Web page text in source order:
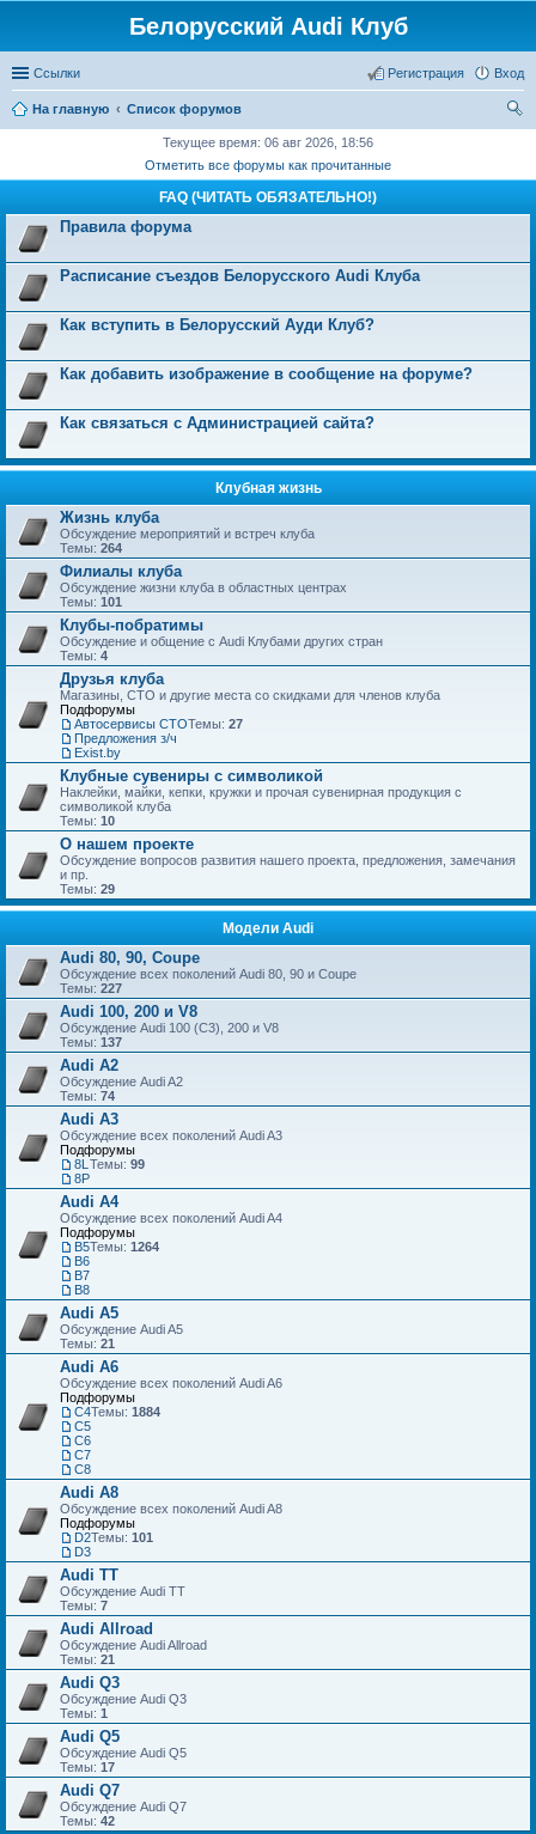
Белорусский Audi Клуб
Ссылки Вход
Регистрация
На главную
Список форумов
Текущее время: 06 авг 2026, 18:56
Отметить все форумы как прочитанные
FAQ (ЧИТАТЬ ОБЯЗАТЕЛЬНО!)
Правила форума
Расписание съездов Белорусского Audi Клуба
Как вступить в Белорусский Ауди Клуб?
Как добавить изображение в сообщение на форуме?
Как связаться с Администрацией сайта?
Клубная жизнь
Жизнь клуба
Обсуждение мероприятий и встреч клуба
Темы: 264
Филиалы клуба
Обсуждение жизни клуба в областных центрах
Темы: 101
Клубы-побратимы
Обсуждение и общение с Audi Клубами других стран
Темы: 4
Друзья клуба
Магазины, СТО и другие места со скидками для членов клуба
Подфорумы
Автосервисы СТО
Предложения з/ч
Exist.by
Темы: 27
Клубные сувениры с символикой
Наклейки, майки, кепки, кружки и прочая сувенирная продукция с
символикой клуба
Темы: 10
О нашем проекте
Обсуждение вопросов развития нашего проекта, предложения, замечания
и пр.
Темы: 29
Модели Audi
Audi 80, 90, Coupe
Обсуждение всех поколений Audi 80, 90 и Coupe
Темы: 227
Audi 100, 200 и V8
Обсуждение Audi 100 (C3), 200 и V8
Темы: 137
Audi A2
Обсуждение Audi A2
Темы: 74
Audi A3
Обсуждение всех поколений Audi A3
Подфорумы
8L
8P
Темы: 99
Audi A4
Обсуждение всех поколений Audi A4
Подфорумы
B5
B6
B7
B8
Темы: 1264
Audi A5
Обсуждение Audi A5
Темы: 21
Audi A6
Обсуждение всех поколений Audi A6
Подфорумы
C4
C5
C6
C7
С8
Темы: 1884
Audi A8
Обсуждение всех поколений Audi A8
Подфорумы
D2
D3
Темы: 101
Audi TT
Обсуждение Audi TT
Темы: 7
Audi Allroad
Обсуждение Audi Allroad
Темы: 21
Audi Q3
Обсуждение Audi Q3
Темы: 1
Audi Q5
Обсуждение Audi Q5
Темы: 17
Audi Q7
Обсуждение Audi Q7
Темы: 42